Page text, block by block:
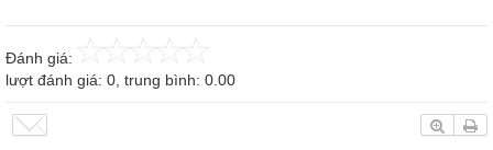
Đánh giá:
lượt đánh giá: 0, trung bình: 0.00